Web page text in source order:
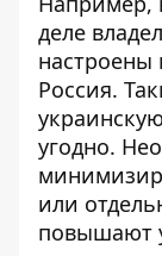
деле
настроены
Россия.
угодно.
или
повышают